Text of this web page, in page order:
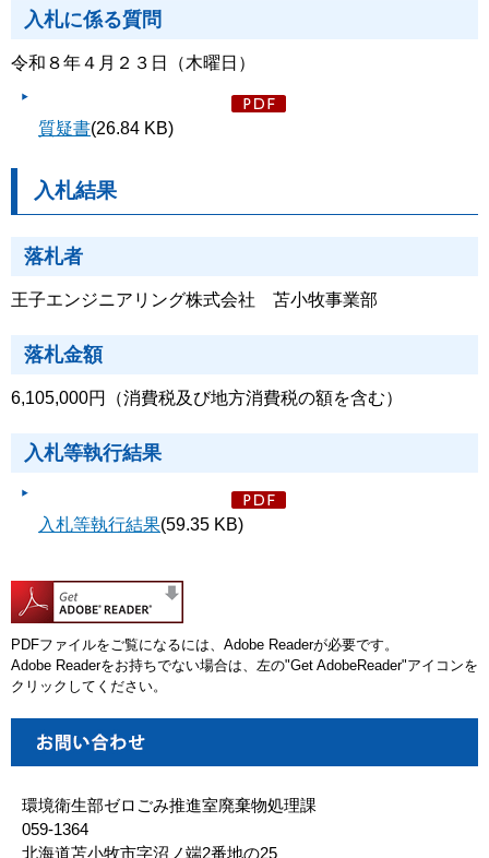
入札に係る質問
令和８年４月２３日（木曜日）
質疑書(26.84 KB)
入札結果
落札者
王子エンジニアリング株式会社 苫小牧事業部
落札金額
6,105,000円（消費税及び地方消費税の額を含む）
入札等執行結果
入札等執行結果(59.35 KB)
PDFファイルをご覧になるには、Adobe Readerが必要です。
Adobe Readerをお持ちでない場合は、左の"Get AdobeReader"アイコンを
クリックしてください。
環境衛生部ゼロごみ推進室廃棄物処理課
059-1364
北海道苫小牧市字沼ノ端2番地の25